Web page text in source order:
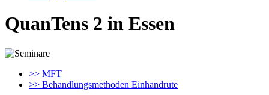
QuanTens 2 in Essen
>> MFT
>> Behandlungsmethoden Einhandrute